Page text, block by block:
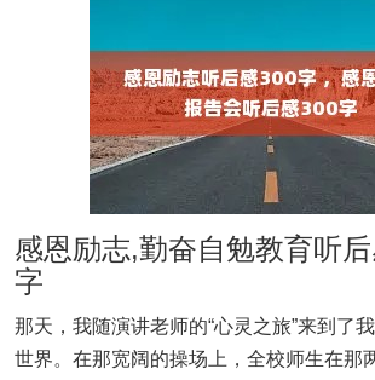
感恩励志,勤奋自勉教育听
字
那天，我随演讲老师的“心灵之旅”来到了
世界。在那宽阔的操场上，全校师生在那